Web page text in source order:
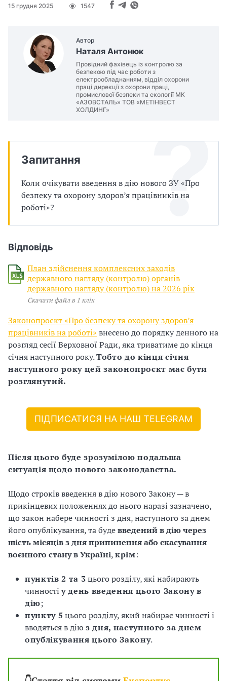
15 грудня 2025 1547
Автор
Наталя Антонюк
Провідний фахівець із контролю за
безпекою під час роботи з
електрообладнанням, відділ охорони
праці дирекції з охорони праці,
промислової безпеки та екології МК
«АЗОВСТАЛЬ» ТОВ «МЕТІНВЕСТ
ХОЛДИНГ»
Запитання
Коли очікувати введення в дію нового ЗУ «Про
безпеку та охорону здоров’я працівників на
роботі»?
Відповідь
План здійснення комплексних заходів
державного нагляду (контролю) органів
державного нагляду (контролю) на 2026 рік
Скачати файл в 1 клік
Законопроєкт «Про безпеку та охорону здоров’я
працівників на роботі» внесено до порядку денного на
розгляд сесії Верховної Ради, яка триватиме до кінця
січня наступного року.Тобто до кінця січня
наступного року цей законопроєкт має бути
розглянутий.
ПІДПИСАТИСЯ НА НАШ TELEGRAM
Після цього буде зрозумілою подальша
ситуація щодо нового законодавства.
Щодо строків введення в дію нового Закону ─ в
прикінцевих положеннях до нього наразі зазначено,
що закон набере чинності з дня, наступного за днем
його опублікування, та будевведений в дію через
шість місяців з дня припинення або скасування
воєнного стану в Україні,крім:
пунктів 2 та 3цього розділу, які набирають
чинностіу день введення цього Закону в
дію;
пункту 5 цього розділу, який набирає чинності і
вводяться в дію з дня, наступного за днем
опублікування цього Закону.
п
у
и
С
У
О
у
б
л
а
д
й
н
й
н